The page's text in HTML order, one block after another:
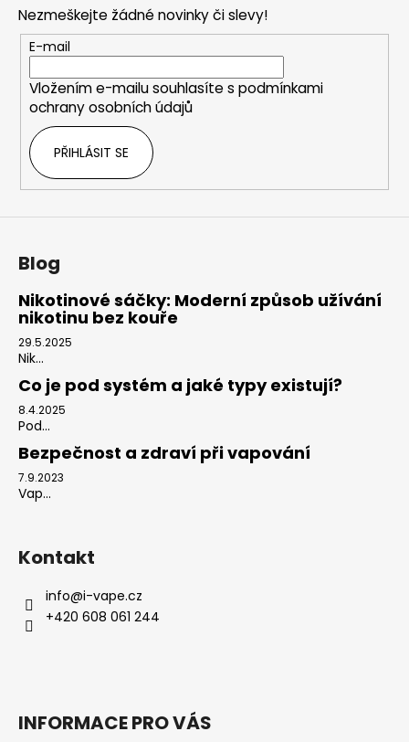
Nezmeškejte žádné novinky či slevy!
E-mail
Vložením e-mailu souhlasíte s podmínkami
ochrany osobních údajů
PŘIHLÁSIT SE
Blog
Nikotinové sáčky: Moderní způsob užívání
nikotinu bez kouře
29.5.2025
Nik...
Co je pod systém a jaké typy existují?
8.4.2025
Pod...
Bezpečnost a zdraví při vapování
7.9.2023
Vap...
Kontakt
info@i-vape.cz
+420 608 061 244
INFORMACE PRO VÁS